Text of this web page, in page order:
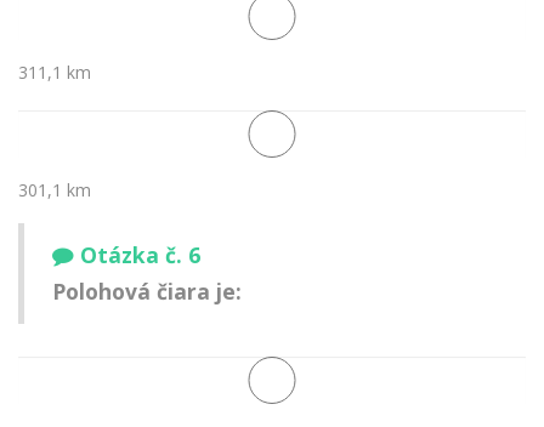
311,1 km
301,1 km
Otázka č. 6
Polohová čiara je: